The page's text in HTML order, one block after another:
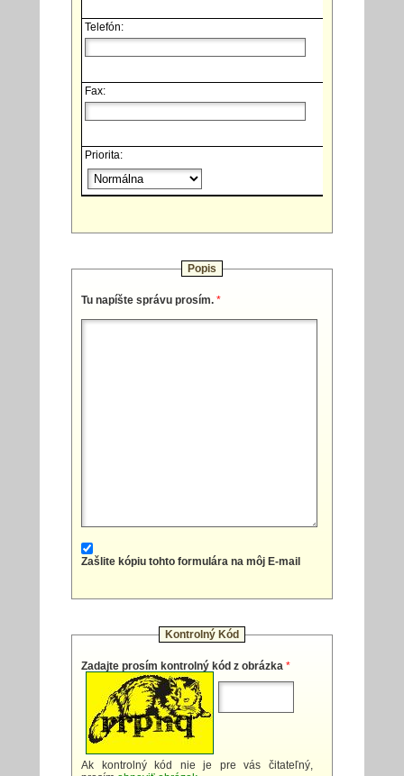
Telefón:
Fax:
Priorita:
Popis
Tu napíšte správu prosím. *
Zašlite kópiu tohto formulára na môj E-mail
Kontrolný Kód
Zadajte prosím kontrolný kód z obrázka *
Ak kontrolný kód nie je pre vás čitateľný,